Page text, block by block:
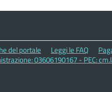
del portale Leggi le FAQ
03606190167 - PEC: